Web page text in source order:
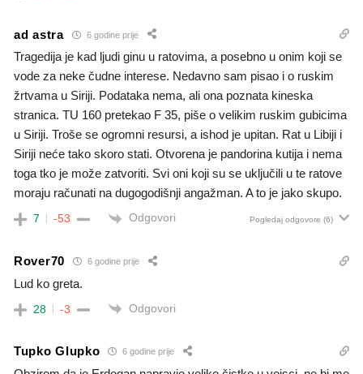
ad astra 6 godine prije
Tragedija je kad ljudi ginu u ratovima, a posebno u onim koji se
vode za neke čudne interese. Nedavno sam pisao i o ruskim
žrtvama u Siriji. Podataka nema, ali ona poznata kineska
stranica. TU 160 pretekao F 35, piše o velikim ruskim gubicima
u Siriji. Troše se ogromni resursi, a ishod je upitan. Rat u Libiji i
Siriji neće tako skoro stati. Otvorena je pandorina kutija i nema
toga tko je može zatvoriti. Svi oni koji su se uključili u te ratove
moraju računati na dugogodišnji angažman. A to je jako skupo.
7 -53 Odgovori Pogledaj odgovore (6)
Rover70 6 godine prije
Lud ko greta.
28 -3 Odgovori
Tupko Glupko 6 godine prije